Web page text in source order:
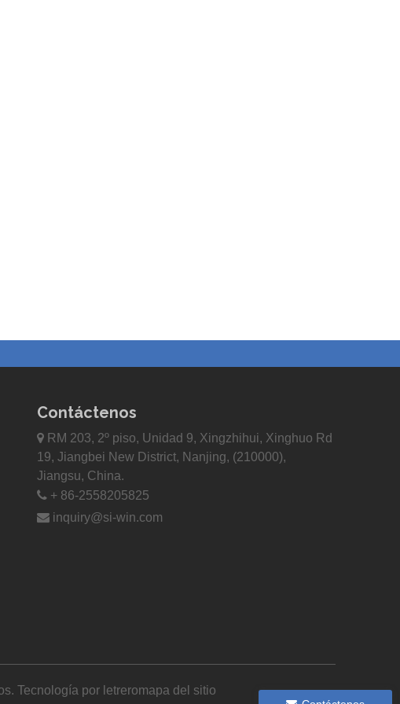
Contáctenos
 RM 203, 2º piso, Unidad 9, Xingzhihui, Xinghuo Rd
19, Jiangbei New District, Nanjing, (210000),
Jiangsu, China.
 + 86-2558205825
 inquiry@si-win.com
Tecnología por letreromapa del sitio